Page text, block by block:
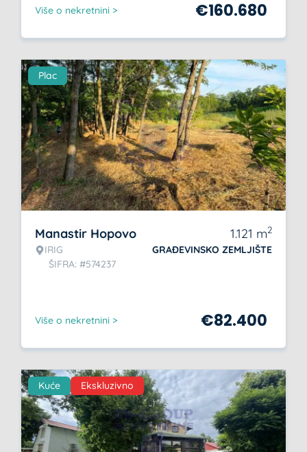
Više o nekretnini > €160.680
Plac
Manastir Hopovo
IRIG
ŠIFRA: #574237
1.121 m2
GRAĐEVINSKO ZEMLJIŠTE
Više o nekretnini > €82.400
Kuće Ekskluzivno